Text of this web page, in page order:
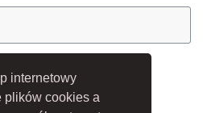
internetowy
plików cookies a